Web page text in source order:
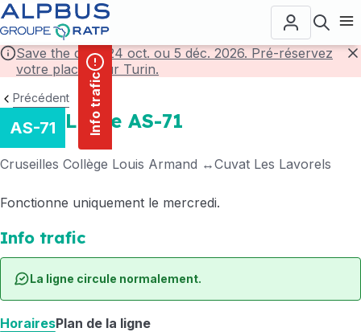
principal
Save the date! 24 oct. ou 5 déc. 2026. Pré-réservez
votre place pour Turin.
Info trafic
Précédent
AS-71 Ligne AS-71
Cruseilles Collège Louis Armand Cuvat Les Lavorels
Fonctionne uniquement le mercredi.
Info trafic
La ligne circule normalement.
HorairesPlan de la ligne
Panneau de gestion des cookies